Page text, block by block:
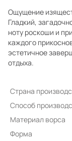
Ощущение
Гладкий,
ноту роскоши и
каждого
эстетичное
отдыха.
Страна
Способ
Материал ворса
Форма